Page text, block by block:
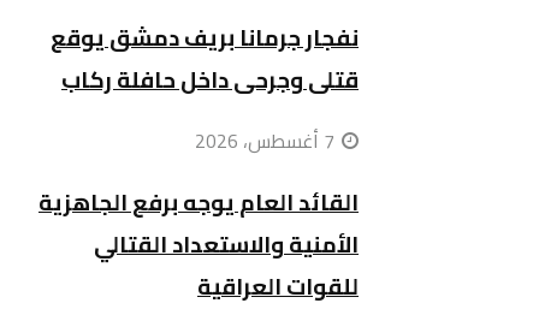
نفجار جرمانا بريف دمشق يوقع
قتلى وجرحى داخل حافلة ركاب
القائد العام يوجه برفع الجاهزية
الأمنية والاستعداد القتالي
للقوات العراقية